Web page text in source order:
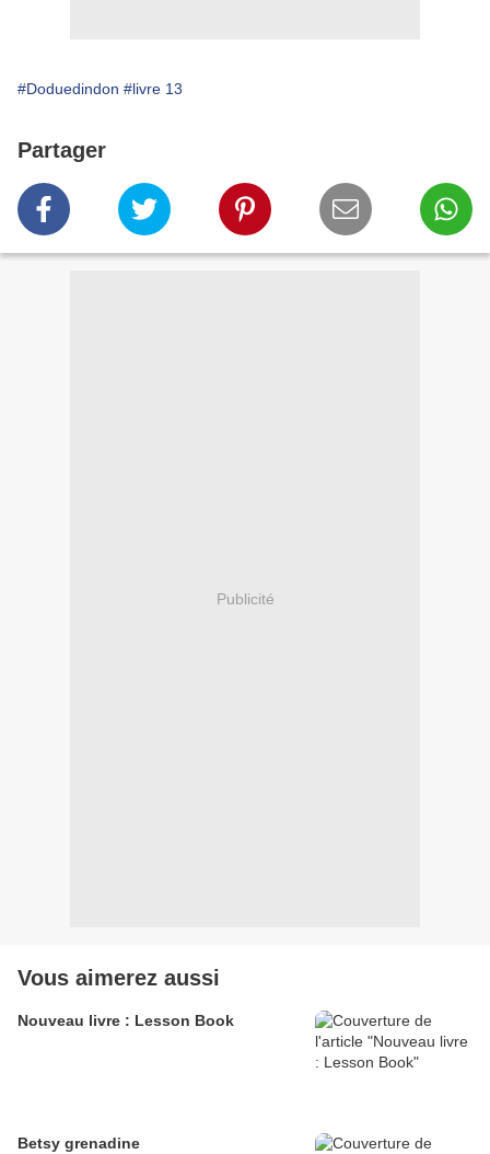
#Doduedindon #livre 13
Partager
Publicité
Vous aimerez aussi
Nouveau livre : Lesson Book
Betsy grenadine